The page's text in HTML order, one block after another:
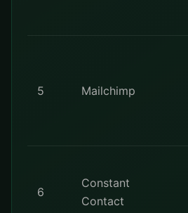
5 Mailchimp
6
Constant
Contact